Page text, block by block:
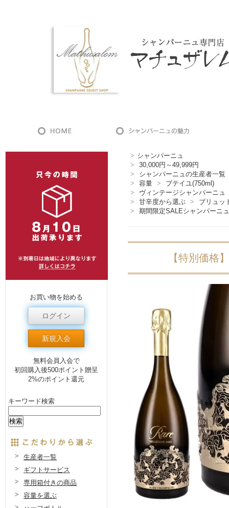
> シャンパーニュ
>
30,000円～49,999円
>
シャンパーニュの生産者一覧
>
容量 >
ブテイユ(750ml)
>
ヴィンテージシャンパーニュ
>
甘辛度から選ぶ >
ブリュッ
>
期間限定SALEシャンパーニュ
【特別価格
お買い物を始める
ログイン
新規入会
無料会員入会で
初回購入後500ポイント贈呈
2%のポイント還元
キーワード検索
生産者一覧
ギフトサービス
専用箱付きの商品
容量を選ぶ